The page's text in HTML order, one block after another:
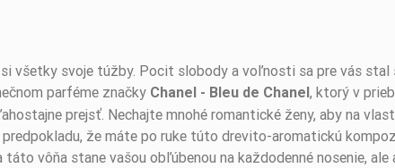
všetky svoje túžby. Pocit slobody a voľnosti sa pre vás stal
parféme značky Chanel - Bleu de Chanel, ktorý v
prejsť. Nechajte mnohé romantické ženy, aby na
že máte po ruke túto drevito-aromatickú
vôňa stane vašou obľúbenou na každodenné nosenie, ale